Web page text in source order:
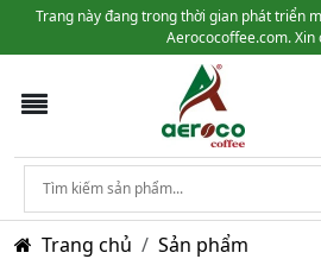
Trang này đang trong thời gian phát triển
Aerococoffee.com. Xin
Trang chủ
Sản phẩm